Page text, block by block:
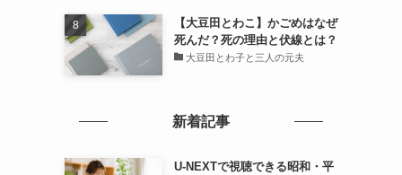
【大豆田とわこ】かごめはなぜ
死んだ？死の理由と伏線とは？
大豆田とわ子と三人の元夫
新着記事
U-NEXTで視聴できる昭和・平